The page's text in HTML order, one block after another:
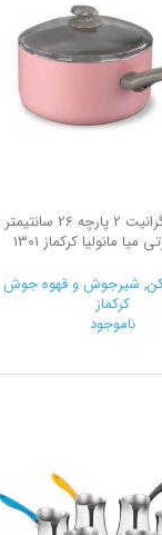
مانولیا کرکماز 1301
, شیرجوش و قهوه جوش
کرکماز
ناموجود